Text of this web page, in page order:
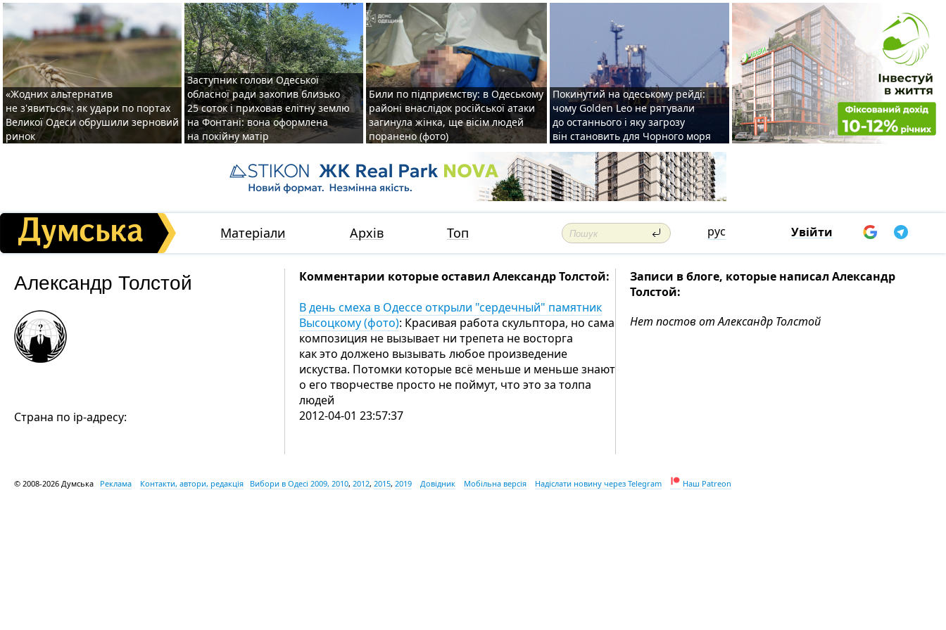
«Жодних альтернатив
не з'явиться»: як удари по портах
Великої Одеси обрушили зерновий
ринок
Заступник голови Одеської
обласної ради захопив близько
25 соток і приховав елітну землю
на Фонтані: вона оформлена
на покійну матір
Били по підприємству: в Одеському
районі внаслідок російської атаки
загинула жінка, ще вісім людей
поранено (фото)
Покинутий на одеському рейді:
чому Golden Leo не рятували
до останнього і яку загрозу
він становить для Чорного моря
Матеріали Архів Топ рус Увійти
Александр Толстой
Страна по ip-адресу:
Комментарии которые оставил Александр Толстой:
В день смеха в Одессе открыли "сердечный" памятник
Высоцкому (фото): Красивая работа скульптора, но сама
композиция не вызывает ни трепета не восторга
как это должено вызывать любое произведение
искуства. Потомки которые всё меньше и меньше знают
о его творчестве просто не поймут, что это за толпа
людей
2012-04-01 23:57:37
Записи в блоге, которые написал Александр
Толстой:
Нет постов от Александр Толстой
© 2008-2026 Думська Реклама Контакти, автори, редакція Вибори в Одесі 2009, 2010, 2012, 2015, 2019 Довідник Мобільна версія Надіслати новину через Telegram Наш Patreon